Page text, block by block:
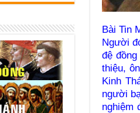
Bài Tin
Người
đệ
thiệu,
Kinh
người
nghiệm